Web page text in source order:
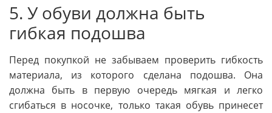
5. У обуви должна быть
гибкая подошва
Перед покупкой не забываем проверить гибкость
материала, из которого сделана подошва. Она
должна быть в первую очередь мягкая и легко
сгибаться в носочке, только такая обувь принесет